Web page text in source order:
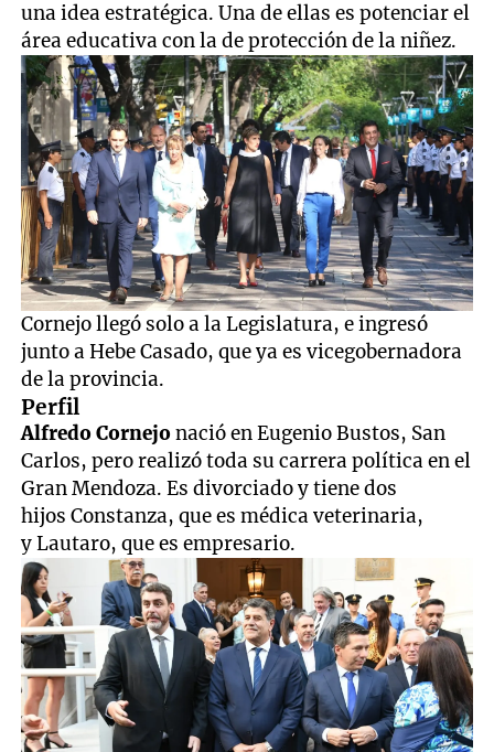
una idea estratégica. Una de ellas es potenciar el
área educativa con la de protección de la niñez.
Cornejo llegó solo a la Legislatura, e ingresó
junto a Hebe Casado, que ya es vicegobernadora
de la provincia.
Perfil
Alfredo Cornejonació en Eugenio Bustos, San
Carlos, pero realizó toda su carrera política en el
Gran Mendoza. Es divorciado y tiene dos
hijos Constanza, que es médica veterinaria,
y Lautaro, que es empresario.